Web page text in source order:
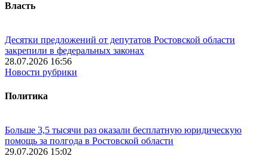
Власть
Десятки предложений от депутатов Ростовской области
закрепили в федеральных законах
28.07.2026 16:56
Новости рубрики
Политика
Больше 3,5 тысячи раз оказали бесплатную юридическую
помощь за полгода в Ростовской области
29.07.2026 15:02